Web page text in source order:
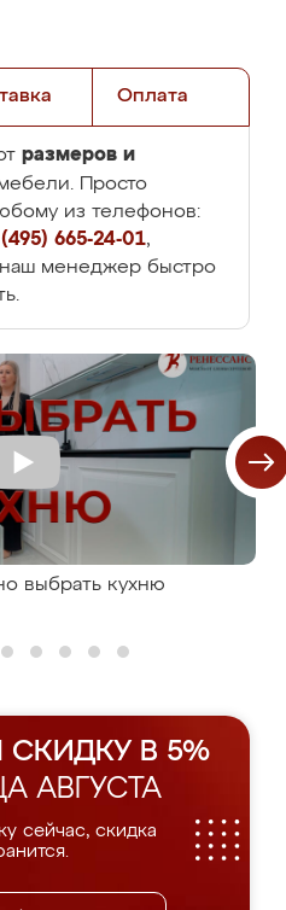
Оплата
размеров и
Просто
из телефонов:
665-24-01,
менеджер быстро
выбрать кухню
В 5%
АВГУСТА
сейчас, скидка